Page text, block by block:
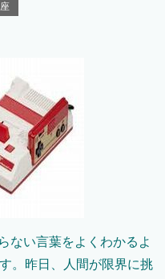
ない言葉をよくわかるよ
。昨日、人間が限界に挑